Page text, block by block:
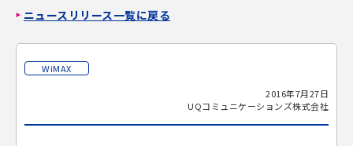
UQ mobile
ニュースリリース一覧に戻る
WiMAX
2016年7月27日
UQコミュニケーションズ株式会社